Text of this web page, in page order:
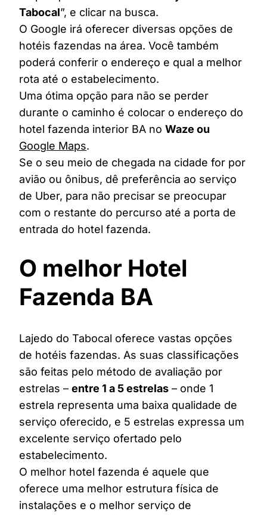
Tabocal”, e clicar na busca.
O Google irá oferecer diversas opções de
hotéis fazendas na área. Você também
poderá conferir o endereço e qual a melhor
rota até o estabelecimento.
Uma ótima opção para não se perder
durante o caminho é colocar o endereço do
hotel fazenda interior BA no Waze ou
Google Maps.
Se o seu meio de chegada na cidade for por
avião ou ônibus, dê preferência ao serviço
de Uber, para não precisar se preocupar
com o restante do percurso até a porta de
entrada do hotel fazenda.
O melhor Hotel
Fazenda BA
Lajedo do Tabocal oferece vastas opções
de hotéis fazendas. As suas classificações
são feitas pelo método de avaliação por
estrelas – entre 1 a 5 estrelas – onde 1
estrela representa uma baixa qualidade de
serviço oferecido, e 5 estrelas expressa um
excelente serviço ofertado pelo
estabelecimento.
O melhor hotel fazenda é aquele que
oferece uma melhor estrutura física de
instalações e o melhor serviço de